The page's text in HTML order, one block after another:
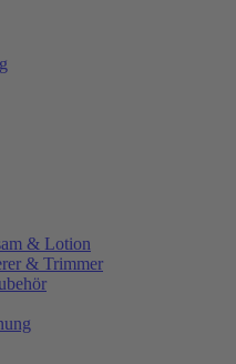
& Lotion
& Trimmer